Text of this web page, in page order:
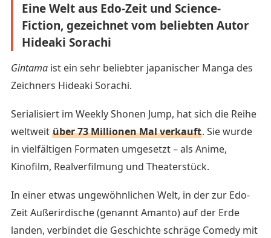
Eine Welt aus Edo-Zeit und Science-
Fiction, gezeichnet vom beliebten Autor
Hideaki Sorachi
Gintama ist ein sehr beliebter japanischer Manga des
Zeichners Hideaki Sorachi.
Serialisiert im Weekly Shonen Jump, hat sich die Reihe
weltweit über 73 Millionen Mal verkauft. Sie wurde
in vielfältigen Formaten umgesetzt – als Anime,
Kinofilm, Realverfilmung und Theaterstück.
In einer etwas ungewöhnlichen Welt, in der zur Edo-
Zeit Außerirdische (genannt Amanto) auf der Erde
landen, verbindet die Geschichte schräge Comedy mit